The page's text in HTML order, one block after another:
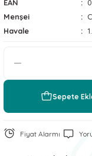
Soğutucu Matlar
EAN
Menşei
Havale
Sepete
Fiyat Alarmı